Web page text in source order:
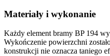
Materiały i wykonanie
Każdy element bramy BP 194
Wykończenie powierzchni
konstrukcji nie oznacza taniego